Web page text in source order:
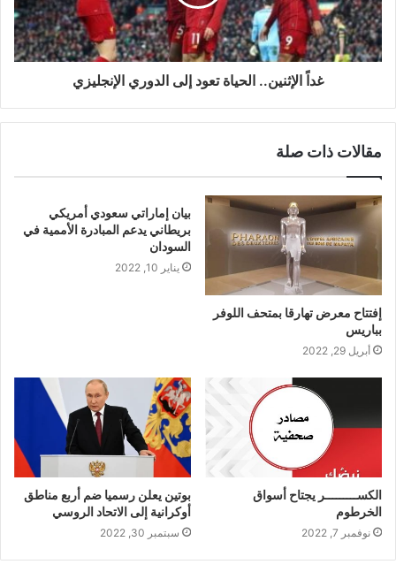
غداً الإثنين.. الحياة تعود إلى الدوري الإنجليزي
مقالات ذات صلة
إفتتاح معرض تهارقا بمتحف اللوفر
بباريس
أبريل 29, 2022
بيان إماراتي سعودي أمريكي
بريطاني يدعم المبادرة الأممية في
السودان
يناير 10, 2022
الكســـــــــر يجتاح أسواق
الخرطوم
نوفمبر 7, 2022
بوتين يعلن رسميا ضم أربع مناطق
أوكرانية إلى الاتحاد الروسي
سبتمبر 30, 2022